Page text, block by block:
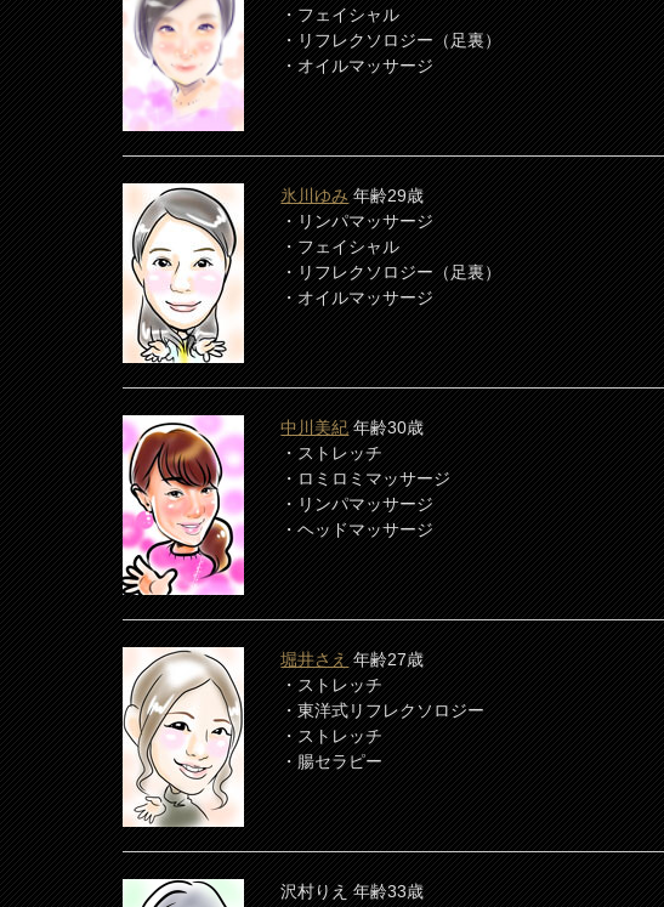
・フェイシャル
・リフレクソロジー（足裏）
・オイルマッサージ
氷川ゆみ年齢29歳
・リンパマッサージ
・フェイシャル
・リフレクソロジー（足裏）
・オイルマッサージ
中川美紀年齢30歳
・ストレッチ
・ロミロミマッサージ
・リンパマッサージ
・ヘッドマッサージ
堀井さえ年齢27歳
・ストレッチ
・東洋式リフレクソロジー
・ストレッチ
・腸セラピー
沢村りえ 年齢33歳